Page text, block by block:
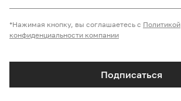
Подписаться
*Нажимая кнопку, вы соглашаетесь с Политикой
конфиденциальности компании